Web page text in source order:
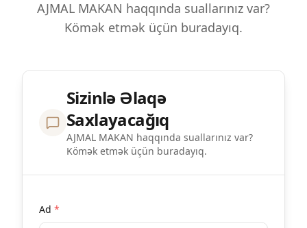
AJMAL MAKAN haqqında suallarınız var?
Kömək etmək üçün buradayıq.
Sizinlə Əlaqə
Saxlayacağıq
AJMAL MAKAN haqqında suallarınız var?
Kömək etmək üçün buradayıq.
Ad *